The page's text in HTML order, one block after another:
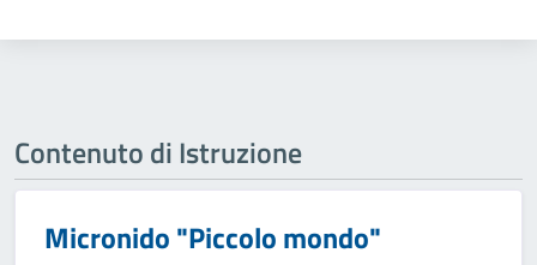
Contenuto di Istruzione
Micronido "Piccolo mondo"